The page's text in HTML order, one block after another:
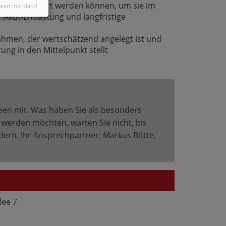
ausprobiert werden können, um sie im
Akut-Entlastung und langfristige
der wertschätzend angelegt ist und
in den Mittelpunkt stellt
mit. Was haben Sie als besonders
möchten, warten Sie nicht, bis
Ihr Ansprechpartner: Markus Bötte,
7
mit Klaro!